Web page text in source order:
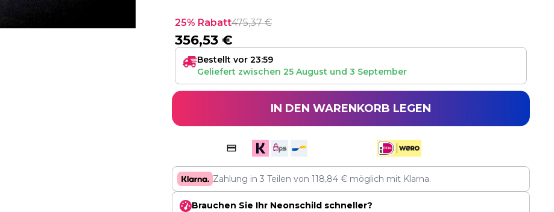
25% Rabatt475,37€
356,53 €
Bestellt vor 23:59
Geliefert zwischen 25 August und 3 September
IN DEN WARENKORB LEGEN
Zahlung in 3 Teilen von118,84€ möglich mit Klarna.
Brauchen Sie Ihr Neonschild schneller?